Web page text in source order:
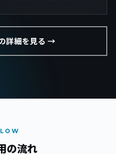
詳細を見る →
の流れ